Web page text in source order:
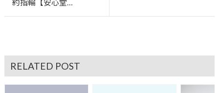
約指輪【安心堂…
RELATED POST